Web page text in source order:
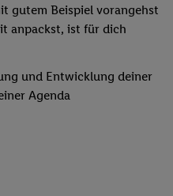
gutem Beispiel vorangehst
anpackst, ist für dich
und Entwicklung deiner
Agenda